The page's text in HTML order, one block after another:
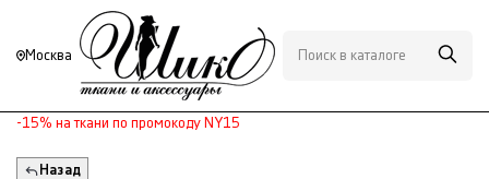
Москва
-15% на ткани по промокоду NY15
Назад